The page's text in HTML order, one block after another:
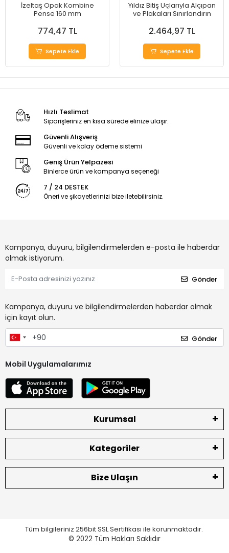
İzeltaş Opak Kombine
Pense 160 mm
774,47 TL
Sepete Ekle
Yıldız Bitiş Uçlarıyla Alçıpan
ve Plakaları Sınırlandırın
2.464,97 TL
Sepete Ekle
Hızlı Teslimat
Siparişleriniz en kısa sürede elinize ulaşır.
Güvenli Alışveriş
Güvenli ve kolay ödeme sistemi
Geniş Ürün Yelpazesi
Binlerce ürün ve kampanya seçeneği
7 / 24 DESTEK
Öneri ve şikayetlerinizi bize iletebilirsiniz.
Kampanya, duyuru, bilgilendirmelerden e-posta ile haberdar
olmak istiyorum.
Gönder
Kampanya, duyuru ve bilgilendirmelerden haberdar olmak
için kayıt olun.
Gönder
Mobil Uygulamalarımız
Kurumsal
Kategoriler
Bize Ulaşın
Tüm bilgileriniz 256bit SSL Sertifikası ile korunmaktadır.
© 2022 Tüm Hakları Saklıdır